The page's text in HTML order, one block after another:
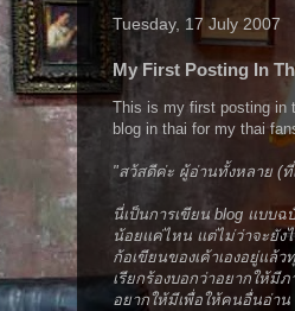
Tuesday, 17 July 2007
My First Posting In
This is my first posting in
blog in thai for my thai
"สว้สดีค่ะ ผู้อ่านทั้งหลาย (
นี่เป็นการเขียน blog แบบ
น้อยแค่ไหน แต่ไม่ว่าจะยัง
ก้อเขียนของเค้าเองอยู่แล้
เรียกร้องบอกว่าอยากให้มี
อยากให้มีเพื่อให้คนอื่นอ่าน